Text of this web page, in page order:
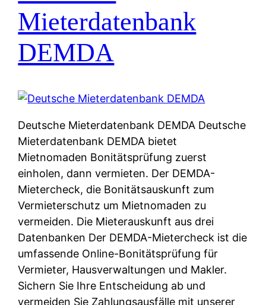
Mieterdatenbank
DEMDA
Deutsche Mieterdatenbank DEMDA Deutsche
Mieterdatenbank DEMDA bietet
Mietnomaden Bonitätsprüfung zuerst
einholen, dann vermieten. Der DEMDA-
Mietercheck, die Bonitätsauskunft zum
Vermieterschutz um Mietnomaden zu
vermeiden. Die Mieterauskunft aus drei
Datenbanken Der DEMDA-Mietercheck ist die
umfassende Online-Bonitätsprüfung für
Vermieter, Hausverwaltungen und Makler.
Sichern Sie Ihre Entscheidung ab und
vermeiden Sie Zahlungsausfälle mit unserer